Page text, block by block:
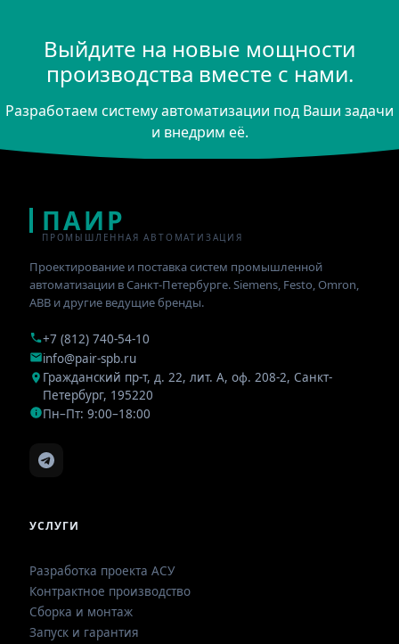
Выйдите на новые мощности
производства вместе с нами.
Разработаем систему автоматизации под Ваши задачи
и внедрим её.
ПАИР
ПРОМЫШЛЕННАЯ АВТОМАТИЗАЦИЯ
Проектирование и поставка систем промышленной
автоматизации в Санкт-Петербурге. Siemens, Festo, Omron,
ABB и другие ведущие бренды.
+7 (812) 740-54-10
info@pair-spb.ru
Гражданский пр-т, д. 22, лит. А, оф. 208-2, Санкт-
Петербург, 195220
Пн–Пт: 9:00–18:00
УСЛУГИ
Разработка проекта АСУ
Контрактное производство
Сборка и монтаж
Запуск и гарантия